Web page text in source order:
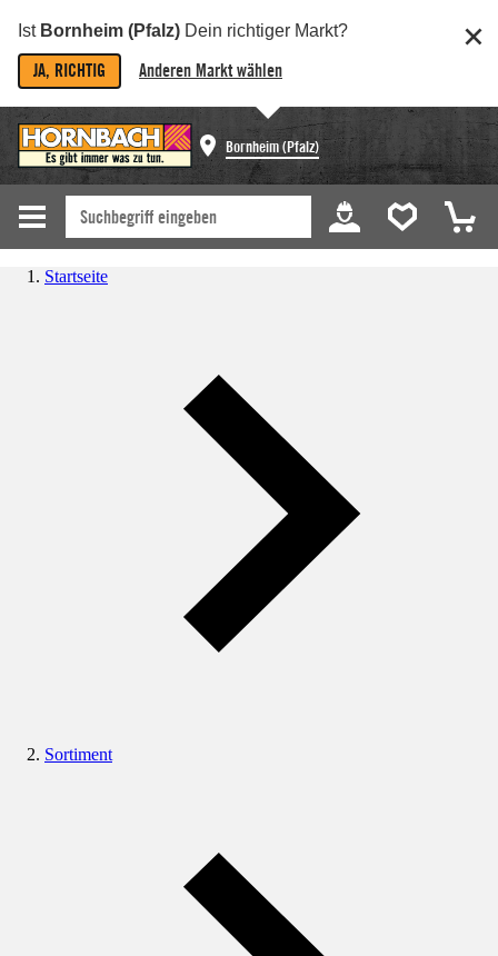
Ist Bornheim (Pfalz) Dein richtiger Markt?
JA, RICHTIG Anderen Markt wählen
Bornheim (Pfalz)
Startseite
Sortiment